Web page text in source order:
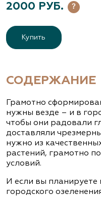
2000 РУБ.
Купить
СОДЕРЖАНИЕ
Грамотно
нужны везде – и в
чтобы они радовали
доставляли
нужно из
растений, грамотно
условий.
И если вы планируете
городского